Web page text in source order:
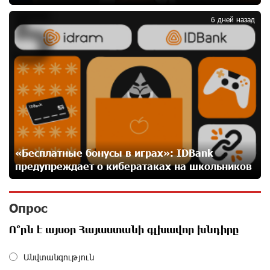
Пашинян замотивирован уничтожить Армению․
26 дней назад
«Мой лес Армения» — бенефициар инициативы
«Сила одного драма» в июле
27 дней назад
Станьте акционером Юнибанка и воспользуйтесь
выгодным инвестиционным предложением
27 дней назад
сотрудничестве с Конверс МСБ
«Бесплатные бонусы в играх»: IDBank
предупреждает о кибератаках на школьников
6 дней назад
5
Опрос
Ո՞րն է այսօր Հայաստանի գլխավոր խնդիրը
Անվտանգություն